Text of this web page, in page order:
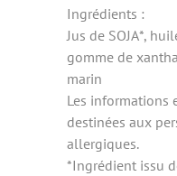
Ingrédients :
Jus de SOJA*,
gomme de
marin
Les informations
destinées aux
allergiques.
*Ingrédient issu